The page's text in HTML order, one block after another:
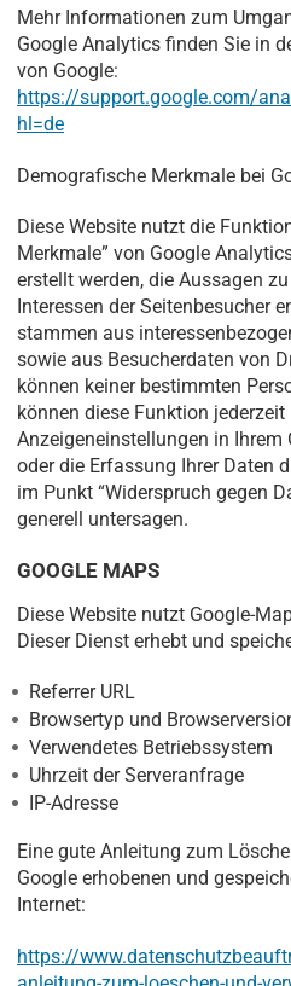
Mehr Informationen zum
Google Analytics finden Sie in
von Google:
https://support.google.com/
hl=de
Demografische Merkmale bei
Diese Website nutzt die
Merkmale” von Google
erstellt werden, die Aussagen
Interessen der Seitenbesucher
stammen aus
sowie aus Besucherdaten von
können keiner bestimmten
können diese Funktion jederzeit
Anzeigeneinstellungen in Ihrem
oder die Erfassung Ihrer Daten
im Punkt “Widerspruch gegen
generell untersagen.
GOOGLE MAPS
Diese Website nutzt Google-
Dieser Dienst erhebt und
Referrer URL
Browsertyp und
Verwendetes Betriebssystem
Uhrzeit der Serveranfrage
IP-Adresse
Eine gute Anleitung zum
Google erhobenen und
Internet:
https://